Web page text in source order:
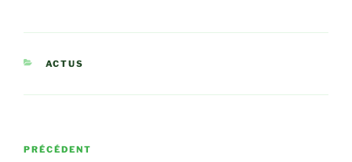
CATÉGORIES
ACTUS
Navigation
Article
PRÉCÉDENT